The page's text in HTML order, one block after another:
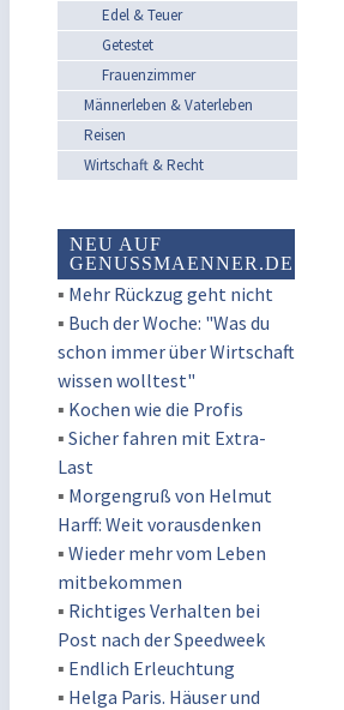
Edel & Teuer
Getestet
Frauenzimmer
Männerleben & Vaterleben
Reisen
Wirtschaft & Recht
NEU AUF
GENUSSMAENNER.DE
▪ Mehr Rückzug geht nicht
▪ Buch der Woche: "Was du
schon immer über Wirtschaft
wissen wolltest"
▪ Kochen wie die Profis
▪ Sicher fahren mit Extra-
Last
▪ Morgengruß von Helmut
Harff: Weit vorausdenken
▪ Wieder mehr vom Leben
mitbekommen
▪ Richtiges Verhalten bei
Post nach der Speedweek
▪ Endlich Erleuchtung
▪ Helga Paris. Häuser und